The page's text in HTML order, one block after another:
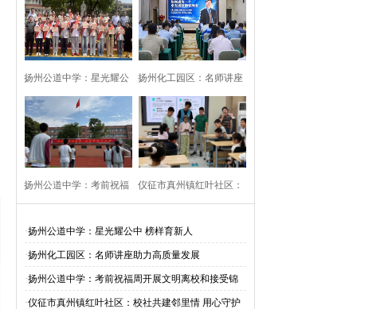
扬州公道中学：星光耀公
中 榜样育新人
扬州化工园区：名师讲座
助力高质量发展
扬州公道中学：考前祝福
旗活动
仪征市真州镇红叶社区：
伴成长
·扬州公道中学：星光耀公中 榜样育新人
·扬州化工园区：名师讲座助力高质量发展
·扬州公道中学：考前祝福周开展文明离校和接受锦
旗活动
·仪征市真州镇红叶社区：校社共建邻里情 用心守护